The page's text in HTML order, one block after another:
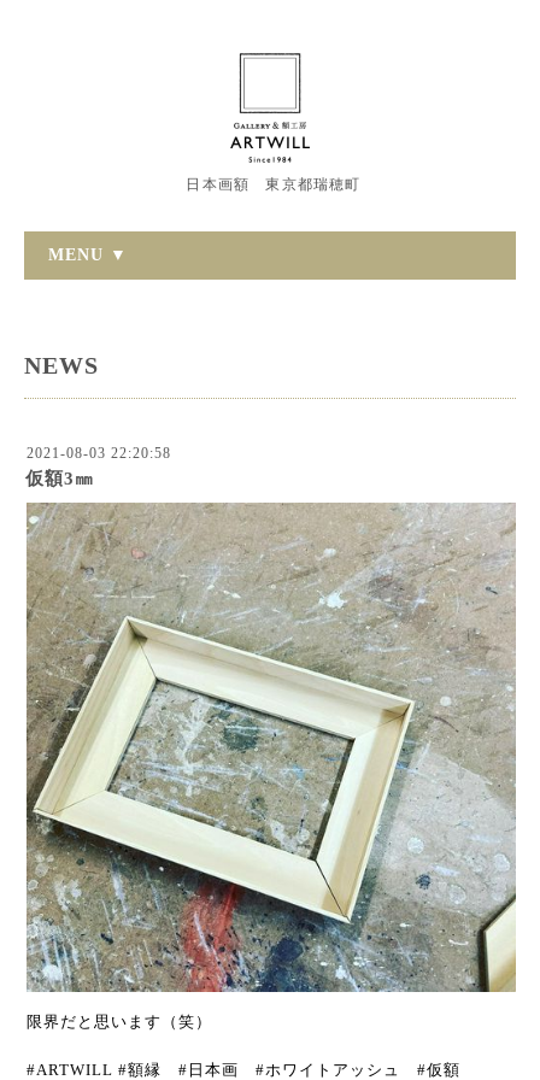
日本画額 東京都瑞穂町
MENU ▼
NEWS
2021-08-03 22:20:58
仮額3㎜
限界だと思います（笑）
#ARTWILL #額縁 #日本画 #ホワイトアッシュ #仮額